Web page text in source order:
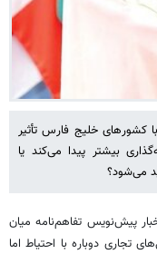
کشورهای خلیج فارس تأثیر
بیشتر پیدا می‌کند یا
می‌شود؟
پیش‌نویس تفاهم‌نامه میان
دوباره با احتیاط اما